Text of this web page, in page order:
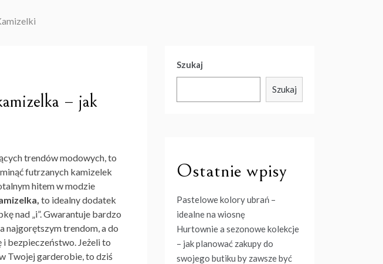
– jak
trendów modowych, to
futrzanych kamizelek
hitem w modzie
to idealny dodatek
nad „i”. Gwarantuje bardzo
trendom, a do
i bezpieczeństwo. Jeżeli to
Twojej garderobie, to dziś
Szukaj
Szukaj
Ostatnie wpisy
Pastelowe kolory ubrań –
idealne na wiosnę
Hurtownie a sezonowe kolekcje
– jak planować zakupy do
swojego butiku by zawsze być